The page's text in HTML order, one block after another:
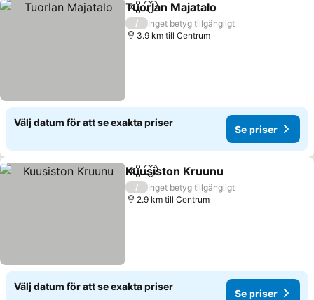
Dela Lägg till i Mina Favoriter
Tuorlan Majatalo
/
Inget betyg tillgängligt
3.9 km till Centrum
Välj datum för att se exakta priser
Se priser
Dela Lägg till i Mina Favoriter
Kuusiston Kruunu
/
Inget betyg tillgängligt
2.9 km till Centrum
Välj datum för att se exakta priser
Se priser